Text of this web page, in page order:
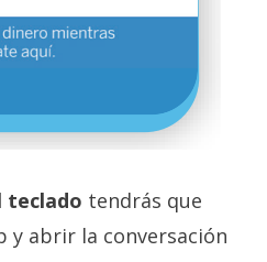
teclado tendrás que
y abrir la conversación